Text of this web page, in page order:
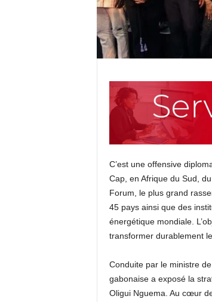
C’est une offensive
Cap, en Afrique du Sud,
Forum, le plus grand
45 pays ainsi que des
énergétique mondiale.
transformer durablement
Conduite par le ministre de
gabonaise a exposé la
Oligui Nguema. Au cœur